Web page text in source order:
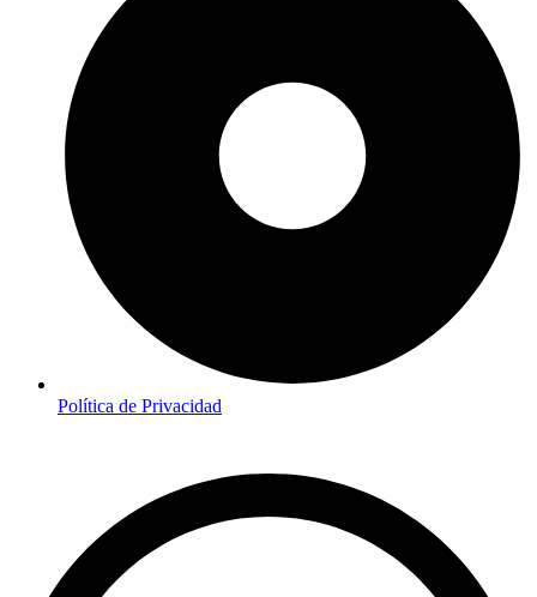
Política de Privacidad